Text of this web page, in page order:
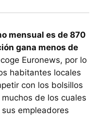
mensual es de 870
gana menos de
Euronews, por lo
habitantes locales
con los bolsillos
de los cuales
empleadores